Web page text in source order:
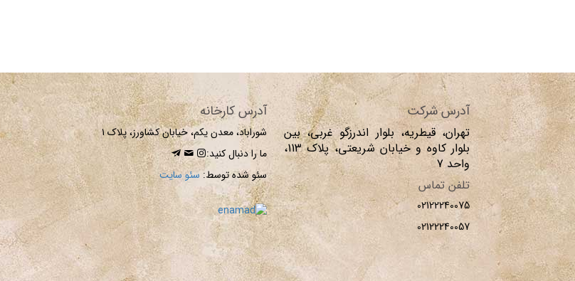
آدرس شرکت
تهران، قیطریه، بلوار اندرزگو غربی، بین
بلوار کاوه و خیابان شریعتی، پلاک 113،
واحد 7
تلفن تماس
02122240075
02122240057
آدرس کارخانه
شوراباد، معدن یکم، خیابان کشاورز، پلاک ۱
ما را دنبال کنید:
سئو شده توسط:سئو سایت